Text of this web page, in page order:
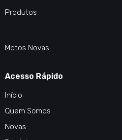
Produtos
Motos Novas
Acesso Rápido
Início
Quem Somos
Novas